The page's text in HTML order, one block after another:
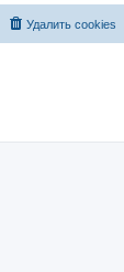
Удалить cookies